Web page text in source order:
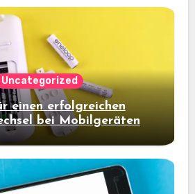
Uncategorized
einen erfolgreichen
bei Mobilgeräten